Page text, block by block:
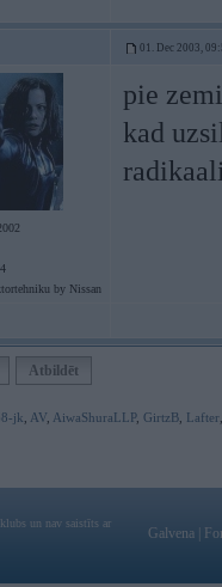
01. Dec 2003,
by Nissan
pie
kad
Atbildēt
jk AV AiwaShuraLLP, GirtzB Lafter
un nav saistīts ar
Galvena